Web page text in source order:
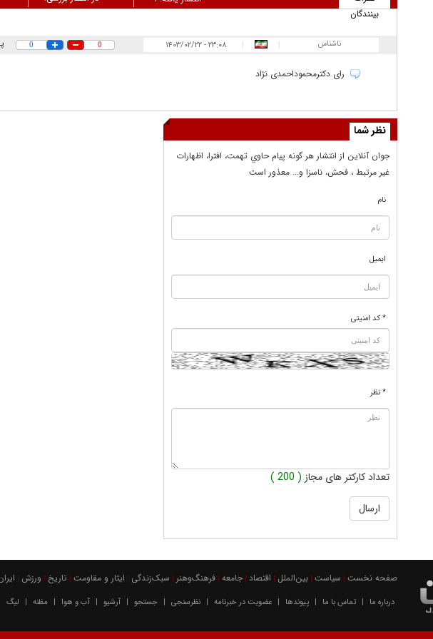
بینندگان
ناشناس |
| ۲۳:۰۸ - ۱۴۰۳/۰۲/۲۲ 0
0
رای دکترمحموداحمدی نژاد
نظر شما
جوان آنلاين از انتشار هر گونه پيام حاوي تهمت، افترا، اظهارات
غير مرتبط ، فحش، ناسزا و... معذور است
نام
ایمیل
* کد امنیتی
* نظر
تعداد کارکتر های مجاز ( 200 )
صفحه نخست | سیاست | بين‌الملل | اقتصاد | جامعه | فرهنگ‌و‌هنر | سبک‌زندگی | ایثار و مقاومت | تاریخ | ورزش |
درباره ما | تماس با ما | پیوندها | عضویت در خبرنامه | نظرسنجی | جستجو | آرشیو | آب و هوا | مظنه | لیگ